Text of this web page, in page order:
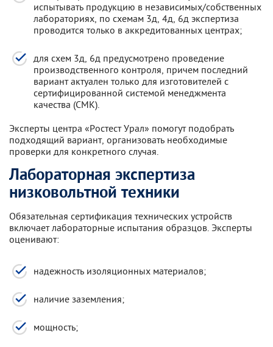
испытывать продукцию в независимых/собственных
лабораториях, по схемам 3д, 4д, 6д экспертиза
проводится только в аккредитованных центрах;
для схем 3д, 6д предусмотрено проведение
производственного контроля, причем последний
вариант актуален только для изготовителей с
сертифицированной системой менеджмента
качества (СМК).
Эксперты центра «Ростест Урал» помогут подобрать
подходящий вариант, организовать необходимые
проверки для конкретного случая.
Лабораторная экспертиза
низковольтной техники
Обязательная сертификация технических устройств
включает лабораторные испытания образцов. Эксперты
оценивают:
надежность изоляционных материалов;
наличие заземления;
мощность;